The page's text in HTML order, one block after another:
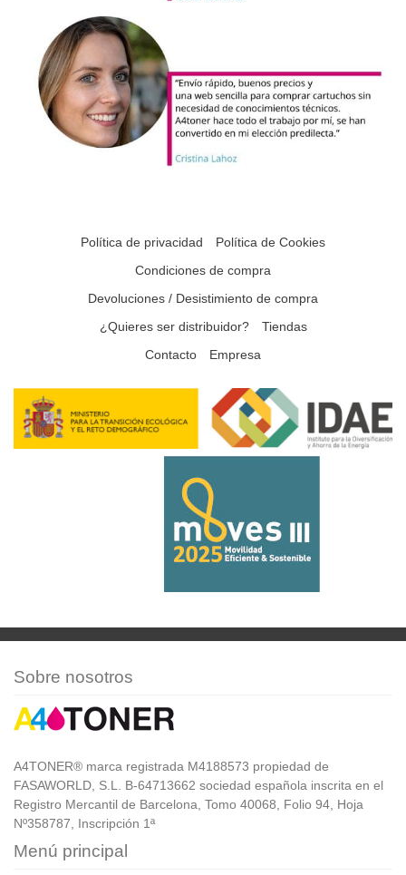
Política de privacidad
Política de Cookies
Condiciones de compra
Devoluciones / Desistimiento de compra
¿Quieres ser distribuidor?
Tiendas
Contacto
Empresa
Sobre nosotros
A4TONER® marca registrada M4188573 propiedad de
FASAWORLD, S.L. B-64713662 sociedad española inscrita en el
Registro Mercantil de Barcelona, Tomo 40068, Folio 94, Hoja
Nº358787, Inscripción 1ª
Menú principal